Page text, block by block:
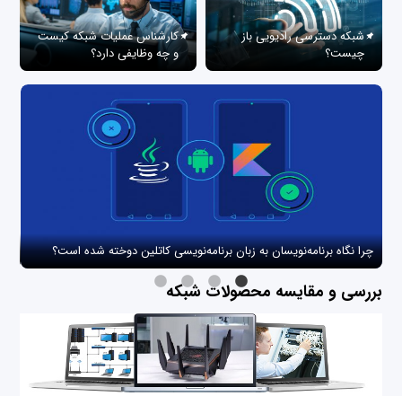
شبکه دسترسی رادیویی باز
چیست؟
کارشناس عملیات شبکه کیست
و چه وظایفی دارد؟
چرا نگاه برنامه‌نویسان به زبان برنامه‌نویسی کاتلین دوخته شده است؟
بررسی و مقایسه محصولات شبکه